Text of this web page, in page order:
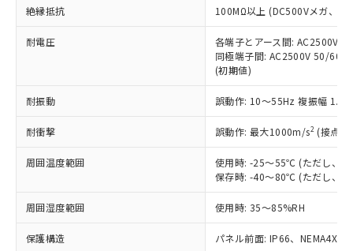
絶縁抵抗 100MΩ以上 (DC500Vメガ、点
耐電圧
各端子とアース間: AC2500V
同極端子間: AC2500V 50/
(初期値)
耐振動 誤動作: 10～55Hz 複振幅
耐衝撃 誤動作: 最大1000m/s2 (接点
周囲温度範囲
使用時: -25～55℃ (ただし、氷
保存時: -40～80℃ (ただし、氷
周囲湿度範囲 使用時: 35～85%RH
保護構造 パネル前面: IP66、NEMA4X,
オムロン制御機器販売店や当社販売拠
販売ネットワーク
」をご確認
在庫状況および標準価格結果を当社の
示しないようお願いします。
マイパーツ機能（部品リスト作成サー
ビス）をご利用いただくには、I-Web
メンバーズにご登録されている必要が
お客様が当ウェブサイト上で当社にご
登録された部品リストについて、当社
および当社の共同利用者が、当社の製
品・サービスに関するお客様との取
適用除外項目は除く。
フタル酸エステル類の４物質については閾値を超える意
図的な使用がないことを確認しています。
部品在庫の切り替え状況などにより、予定
月が前後することがあります。
※3 非含有証明書ダウンロード
下記の非含有証明書をダウンロードするこ
DEHP(フタル酸ビス(2-エチルヘキシル)) : 1000ppm
「ｅ」：有害物質（10物質）のすべてが基
準値以下であることを示します。
「10」：通常の使用状況下において有害物
質が外部に漏えいし、環境に深刻な影響を
及ぼさない年数を意味します。
「－」：未確認です。当社販売部門へお問
当社は貴社製品を、核兵器、ミサイ
ル、化学兵器、生物兵器またはその他
武器並びにこれらの製造装置等に一切
当社は、貴社製品を第三者に販売する
場合は、上記1、2および3の内容を当
該第三者に通知します。また当社は、
販売先および販売に係わる関係者が違
法に輸出するおそれがある場合は、取
在庫なし(最新の在庫状況につ
いては、お客様のお取引先、ま
たはお客様担当のオムロン制御
機器販売店・当社販売員にご確
受注生産機種、また在庫状況の
情報を公開していない機種